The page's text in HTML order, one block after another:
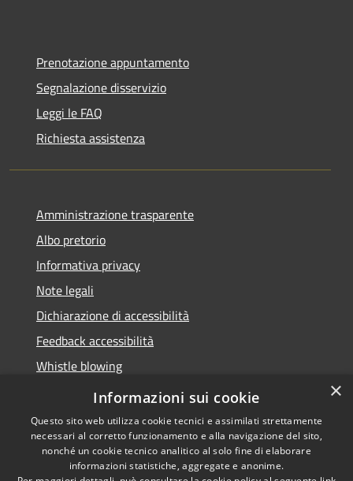
Prenotazione appuntamento
Segnalazione disservizio
Leggi le FAQ
Richiesta assistenza
Amministrazione trasparente
Albo pretorio
Informativa privacy
Note legali
Dichiarazione di accessibilità
Feedback accessibilità
Whistle blowing
Titolare potere sostitutivo
Copyright © 2026 • Comune di
×
Informazioni sui cookie
Questo sito web utilizza cookie tecnici e assimilati strettamente
necessari al corretto funzionamento e alla navigazione del sito,
nonché un cookie tecnico analitico al solo fine di elaborare
informazioni statistiche, aggregate e anonime.